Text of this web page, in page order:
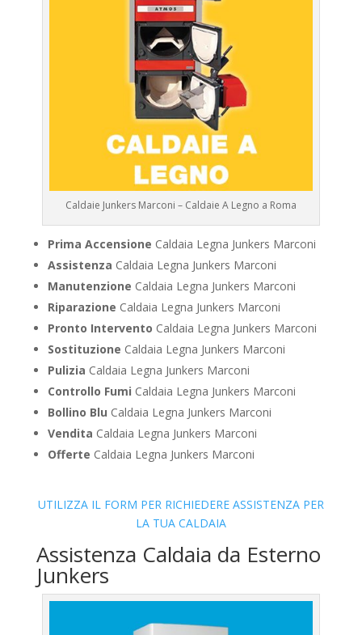
Caldaie Junkers Marconi – Caldaie A Legno a Roma
Prima Accensione Caldaia Legna Junkers Marconi
Assistenza Caldaia Legna Junkers Marconi
Manutenzione Caldaia Legna Junkers Marconi
Riparazione Caldaia Legna Junkers Marconi
Pronto Intervento Caldaia Legna Junkers Marconi
Sostituzione Caldaia Legna Junkers Marconi
Pulizia Caldaia Legna Junkers Marconi
Controllo Fumi Caldaia Legna Junkers Marconi
Bollino Blu Caldaia Legna Junkers Marconi
Vendita Caldaia Legna Junkers Marconi
Offerte Caldaia Legna Junkers Marconi
UTILIZZA IL FORM PER RICHIEDERE ASSISTENZA PER
LA TUA CALDAIA
Assistenza Caldaia da Esterno
Junkers